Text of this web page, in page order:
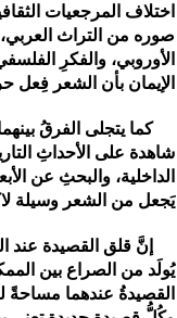
اختلاف المرجعيات
صوره من التراث العربي،
الأوروبي، والفكرِ
الإيمان بأن الشعر فِعل
كما يتجلى الفرقُ
شاهدة على الأحداثِ
الداخلية، والبحثِ عن
يَجعل من الشعر وسيلة
إنَّ قلق القصيدة عند
يُولَد من الصراع بين
القصيدةُ عندهما مساحةً